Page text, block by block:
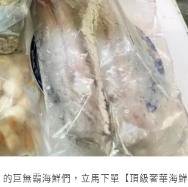
巨無霸海鮮們，立馬下單【頂級奢華海鮮